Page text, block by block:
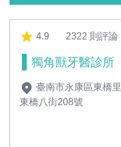
4.9 2322 則評論
獨角獸牙醫診所
臺南市永康區東橋里
東橋八街208號